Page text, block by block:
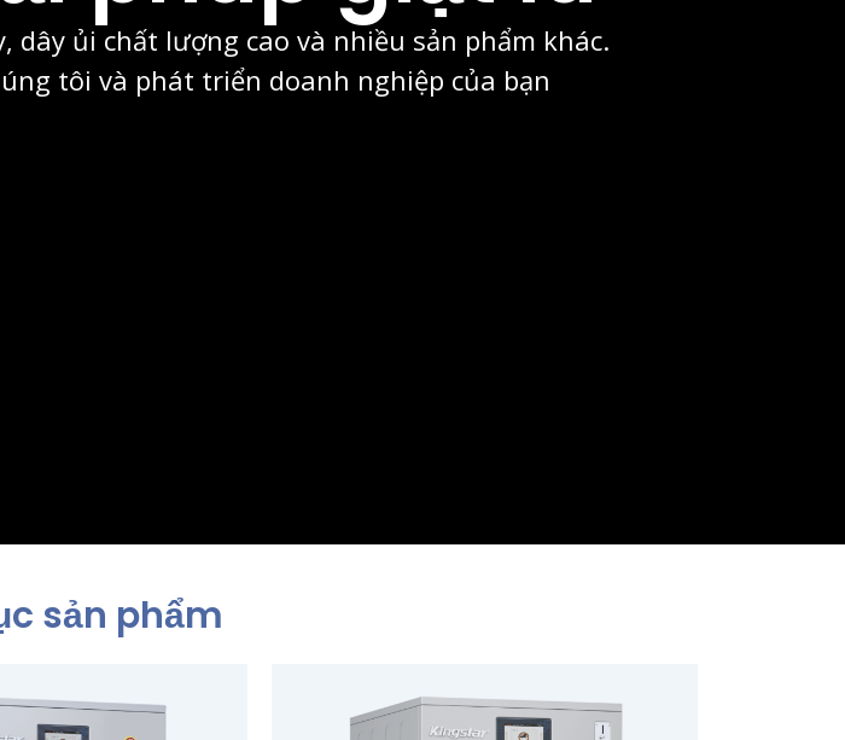
dây ủi chất lượng cao và nhiều sản phẩm khác.
tôi và phát triển doanh nghiệp của bạn
sản phẩm